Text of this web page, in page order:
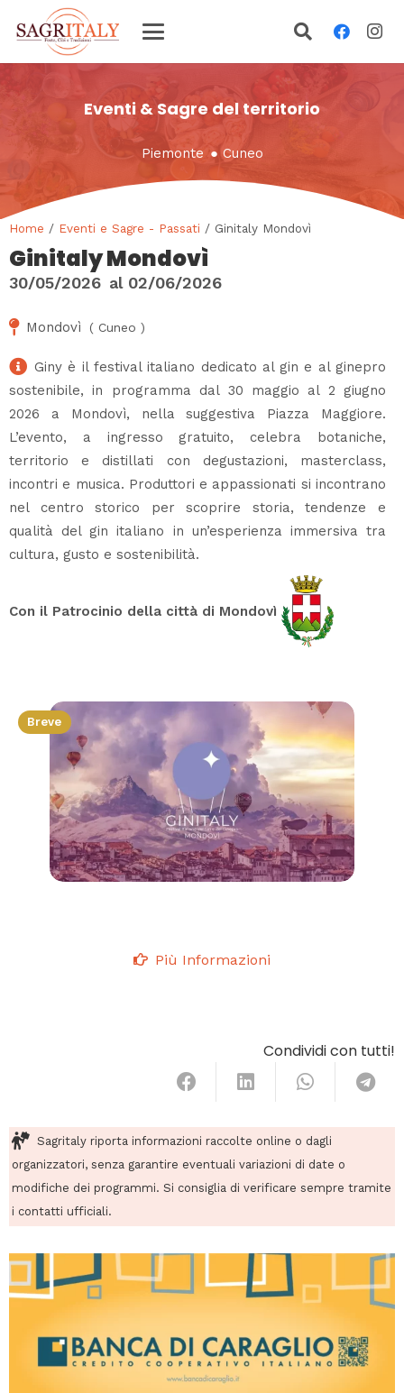
Eventi & Sagre del territorio
Piemonte ● Cuneo
Home / Eventi e Sagre - Passati / Ginitaly Mondovì
Ginitaly Mondovì
30/05/2026 al 02/06/2026
Mondovì ( Cuneo )
Giny è il festival italiano dedicato al gin e al ginepro
sostenibile, in programma dal 30 maggio al 2 giugno
2026 a Mondovì, nella suggestiva Piazza Maggiore.
L’evento, a ingresso gratuito, celebra botaniche,
territorio e distillati con degustazioni, masterclass,
incontri e musica. Produttori e appassionati si incontrano
nel centro storico per scoprire storia, tendenze e
qualità del gin italiano in un’esperienza immersiva tra
cultura, gusto e sostenibilità.
Con il Patrocinio della città di Mondovì
Breve
Più Informazioni
Condividi con tutti!
Sagritaly riporta informazioni raccolte online o dagli
organizzatori, senza garantire eventuali variazioni di date o
modifiche dei programmi. Si consiglia di verificare sempre tramite
i contatti ufficiali.